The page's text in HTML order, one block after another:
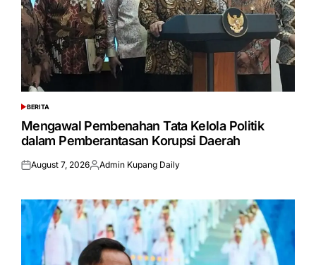
POSTED
IN
BERITA
Mengawal Pembenahan Tata Kelola Politik
dalam Pemberantasan Korupsi Daerah
Posted
August 7, 2026Posted
Admin Kupang Daily